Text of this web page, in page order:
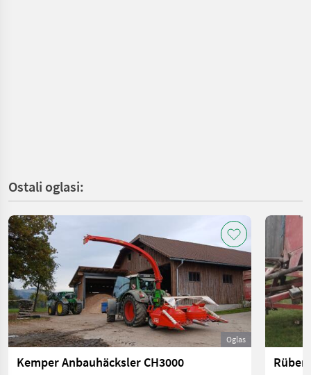
Ostali oglasi:
Oglas
Kemper Anbauhäcksler CH3000